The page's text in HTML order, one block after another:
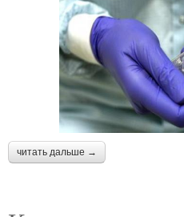
читать дальше →